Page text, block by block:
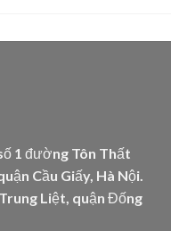
1 đường Tôn Thất
Cầu Giấy, Hà Nội.
Liệt, quận Đống